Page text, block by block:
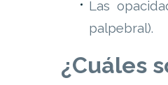
Las
palpebral).
¿Cuáles